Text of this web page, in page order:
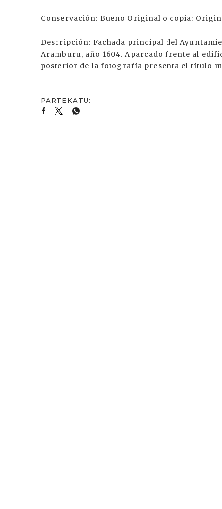
Conservación: Bueno Original o copia:
Descripción: Fachada principal del
Aramburu, año 1604. Aparcado frente al
posterior de la fotografía presenta el título